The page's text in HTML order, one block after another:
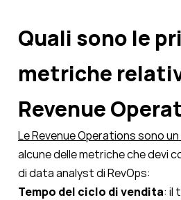
Quali sono le
metriche
Revenue
Le Revenue Operations sono
alcune delle metriche che devi
di data analyst di RevOps:
Tempo del ciclo di vendita: il